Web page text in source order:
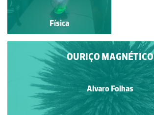
Física
OURIÇO MAGNÉTICO
Alvaro Folhas
Física